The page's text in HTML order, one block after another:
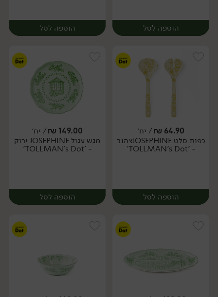
הוספה לסל
יח׳
הוספה לסל
יח׳
64.90
₪/ יח׳
כפות סלט JOSEPHINEצהוב
- 'TOLLMAN's Dot'
הוספה לסל
149.00
₪/ יח׳
מגש עגול JOSEPHINE ירוק
- 'TOLLMAN's Dot'
הוספה לסל